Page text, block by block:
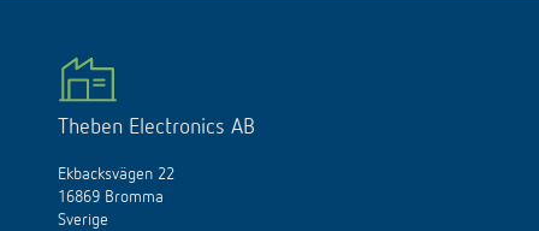
Theben Electronics AB
Ekbacksvägen 22
16869 Bromma
Sverige